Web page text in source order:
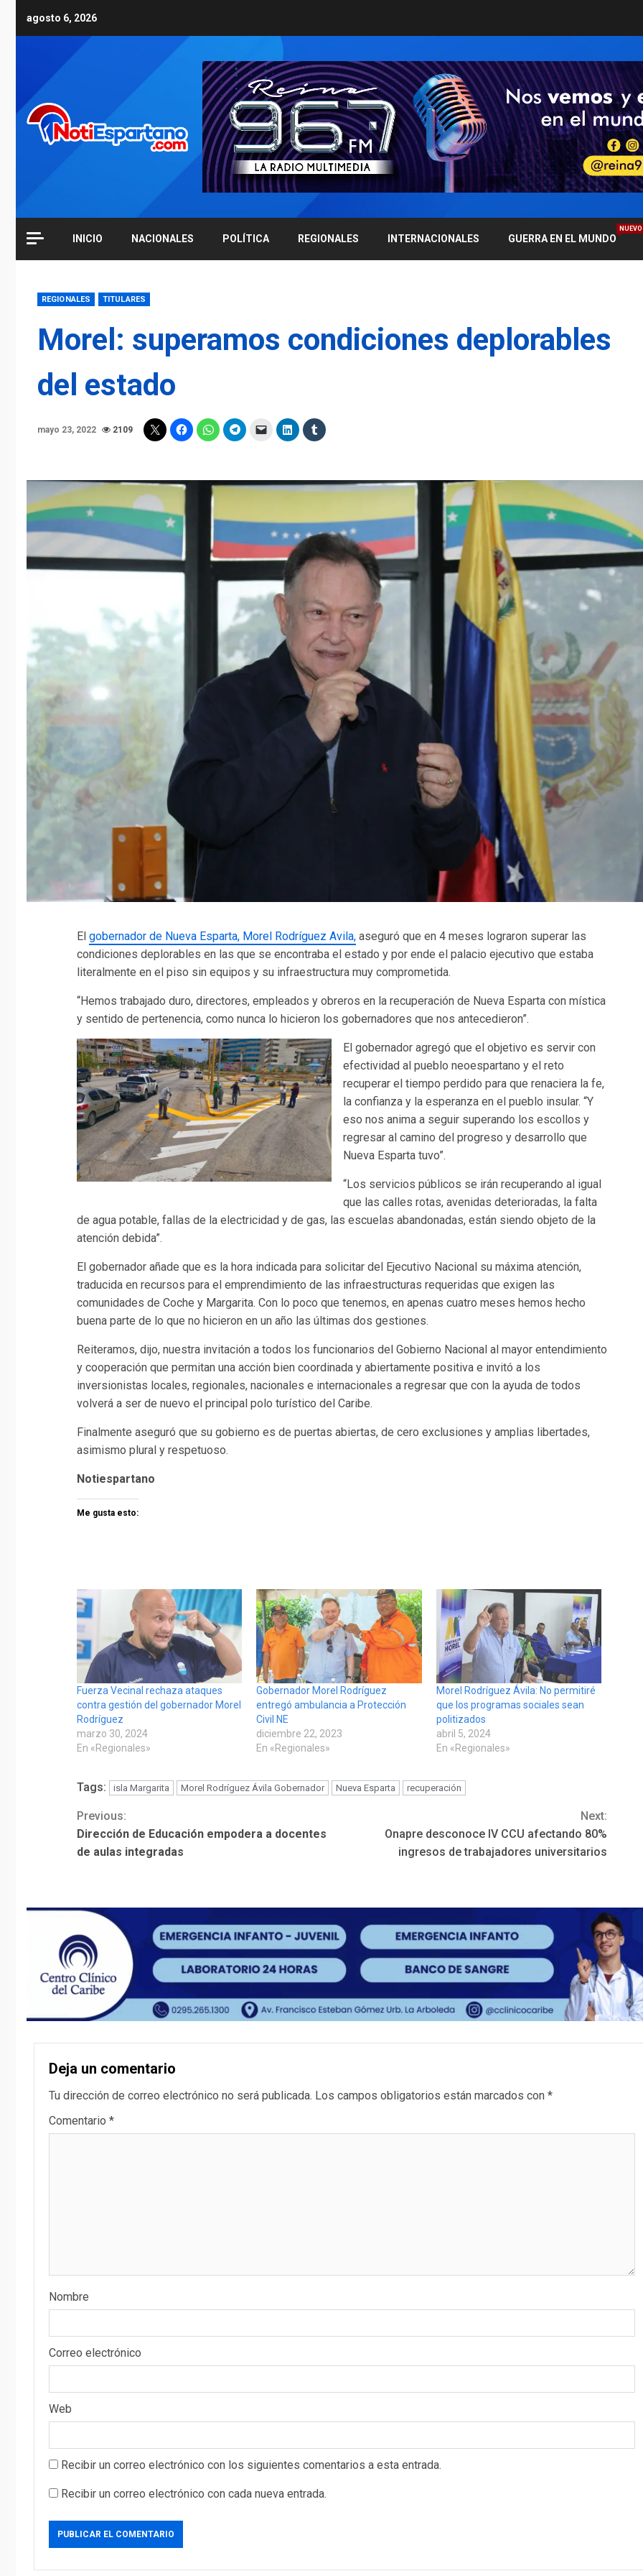
agosto 6, 2026
INICIO NACIONALES POLÍTICA REGIONALES INTERNACIONALES GUERRA EN EL MUNDO
NUEVO
REGIONALES TITULARES
Morel: superamos condiciones deplorables
del estado
mayo 23, 2022 2109
El gobernador de Nueva Esparta, Morel Rodríguez Avila, aseguró que en 4 meses lograron superar las
condiciones deplorables en las que se encontraba el estado y por ende el palacio ejecutivo que estaba
literalmente en el piso sin equipos y su infraestructura muy comprometida.
“Hemos trabajado duro, directores, empleados y obreros en la recuperación de Nueva Esparta con mística
y sentido de pertenencia, como nunca lo hicieron los gobernadores que nos antecedieron”.
El gobernador agregó que el objetivo es servir con
efectividad al pueblo neoespartano y el reto
recuperar el tiempo perdido para que renaciera la fe,
la confianza y la esperanza en el pueblo insular. “Y
eso nos anima a seguir superando los escollos y
regresar al camino del progreso y desarrollo que
Nueva Esparta tuvo”.
“Los servicios públicos se irán recuperando al igual
que las calles rotas, avenidas deterioradas, la falta
de agua potable, fallas de la electricidad y de gas, las escuelas abandonadas, están siendo objeto de la
atención debida”.
El gobernador añade que es la hora indicada para solicitar del Ejecutivo Nacional su máxima atención,
traducida en recursos para el emprendimiento de las infraestructuras requeridas que exigen las
comunidades de Coche y Margarita. Con lo poco que tenemos, en apenas cuatro meses hemos hecho
buena parte de lo que no hicieron en un año las últimas dos gestiones.
Reiteramos, dijo, nuestra invitación a todos los funcionarios del Gobierno Nacional al mayor entendimiento
y cooperación que permitan una acción bien coordinada y abiertamente positiva e invitó a los
inversionistas locales, regionales, nacionales e internacionales a regresar que con la ayuda de todos
volverá a ser de nuevo el principal polo turístico del Caribe.
Finalmente aseguró que su gobierno es de puertas abiertas, de cero exclusiones y amplias libertades,
asimismo plural y respetuoso.
Notiespartano
Me gusta esto:
Fuerza Vecinal rechaza ataques
contra gestión del gobernador Morel
Rodríguez
marzo 30, 2024
En «Regionales»
Gobernador Morel Rodríguez
entregó ambulancia a Protección
Civil NE
diciembre 22, 2023
En «Regionales»
Morel Rodríguez Ávila: No permitiré
que los programas sociales sean
politizados
abril 5, 2024
En «Regionales»
Tags: isla Margarita Morel Rodríguez Ávila Gobernador Nueva Esparta recuperación
Continue
Reading
Previous:
Dirección de Educación empodera a docentes
de aulas integradas
Next:
Onapre desconoce IV CCU afectando 80%
ingresos de trabajadores universitarios
Deja un comentario
Tu dirección de correo electrónico no será publicada. Los campos obligatorios están marcados con *
Comentario *
Nombre
Correo electrónico
Web
Recibir un correo electrónico con los siguientes comentarios a esta entrada.
Recibir un correo electrónico con cada nueva entrada.